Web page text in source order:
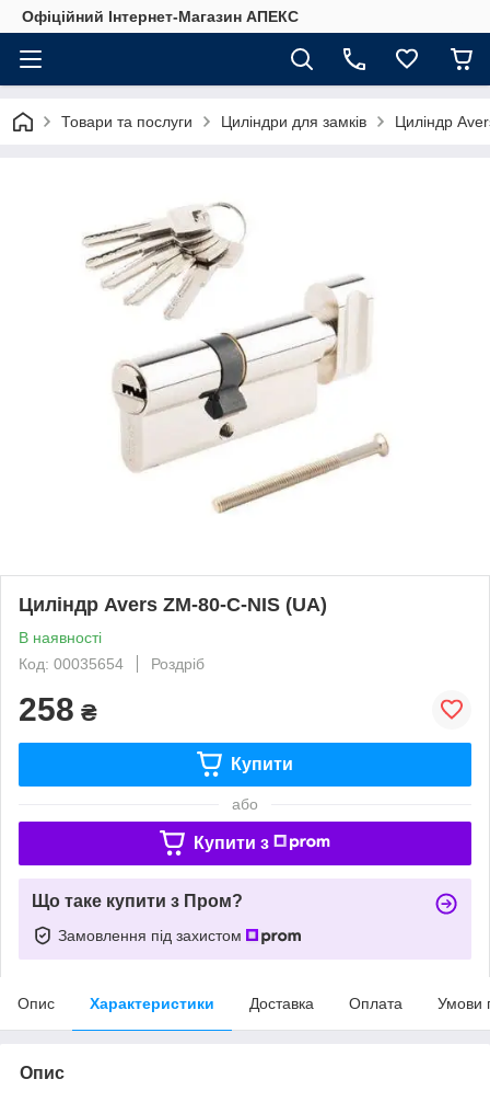
Офіційний Інтернет-Магазин АПЕКС
Товари та послуги Циліндри для замків Циліндр
Циліндр Avers ZM-80-C-NIS (UA)
В наявності
Код: 00035654
Роздріб
258 ₴
Купити
або
Купити з
Що таке купити з Пром?
Замовлення під захистом
Опис Характеристики Доставка Оплата Умови
Опис